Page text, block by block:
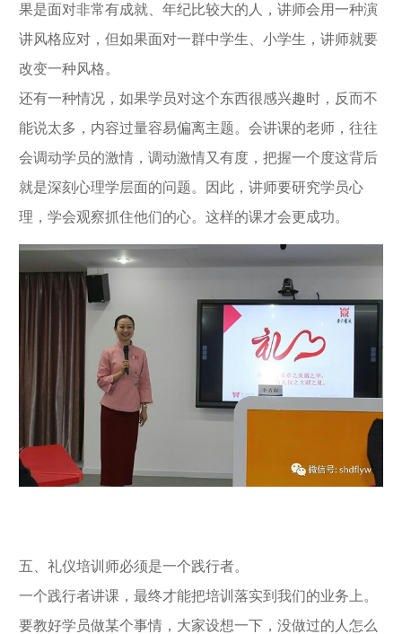
果是面对非常有成就、年纪比较大的人，讲师会用一种演
讲风格应对，但如果面对一群中学生、小学生，讲师就要
改变一种风格。
还有一种情况，如果学员对这个东西很感兴趣时，反而不
能说太多，内容过量容易偏离主题。会讲课的老师，往往
会调动学员的激情，调动激情又有度，把握一个度这背后
就是深刻心理学层面的问题。因此，讲师要研究学员心
理，学会观察抓住他们的心。这样的课才会更成功。
五、礼仪培训师必须是一个践行者。
一个践行者讲课，最终才能把培训落实到我们的业务上。
要教好学员做某个事情，大家设想一下，没做过的人怎么